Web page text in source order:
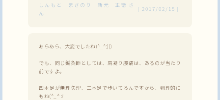
しんもと まさのり 新元 正徳 さ
ん
[ 2017/02/15 ]
あらあら、大変でしたね(^_^;)))
でも、同じ鍼灸師としては、肩凝り腰痛は、あるのが当たり
前ですよ。
四本足が無理矢理、二本足で歩いてるんですから、物理的に
もね(^_^ゞ